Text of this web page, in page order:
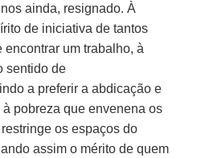
ainda, resignado. À
de iniciativa de tantos
um trabalho, à
sentido de
a preferir a abdicação e
pobreza que envenena os
os espaços do
assim o mérito de quem